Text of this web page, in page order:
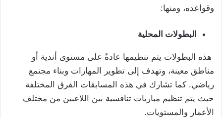
وقواعده، ومنها:
البطولات المحلية
هذه البطولات يتم تنظيمها عادةً على مستوى أندية أو
مناطق معينة، وتهدف إلى تطوير المهارات وبناء مجتمع
رياضي. كما تشارك في هذه المسابقات الفرق المختلفة
حيث يتم تنظيم مباريات تنافسية بين اللاعبين من مختلف
الأعمار والمستويات.